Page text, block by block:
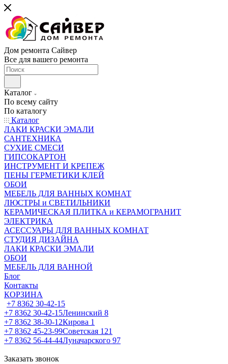
Дом ремонта Сайвер
Все для вашего ремонта
Каталог
По всему сайту
По каталогу
Каталог
ЛАКИ КРАСКИ ЭМАЛИ
САНТЕХНИКА
СУХИЕ СМЕСИ
ГИПСОКАРТОН
ИНСТРУМЕНТ И КРЕПЕЖ
ПЕНЫ ГЕРМЕТИКИ КЛЕЙ
ОБОИ
МЕБЕЛЬ ДЛЯ ВАННЫХ КОМНАТ
ЛЮСТРЫ и СВЕТИЛЬНИКИ
КЕРАМИЧЕСКАЯ ПЛИТКА и КЕРАМОГРАНИТ
ЭЛЕКТРИКА
АСЕССУАРЫ ДЛЯ ВАННЫХ КОМНАТ
СТУДИЯ ДИЗАЙНА
ЛАКИ КРАСКИ ЭМАЛИ
ОБОИ
МЕБЕЛЬ ДЛЯ ВАННОЙ
Блог
Контакты
КОРЗИНА
+7 8362 30-42-15
+7 8362 30-42-15Ленинский 8
+7 8362 38-30-12Кирова 1
+7 8362 45-23-99Советская 121
+7 8362 56-44-44Луначарского 97
Заказать звонок